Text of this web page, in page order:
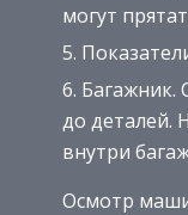
могут
Багажник.
до деталей.
внутри
Осмотр